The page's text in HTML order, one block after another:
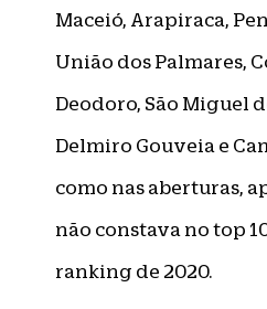
Maceió, Arapiraca,
União dos Palmares,
Deodoro, São Miguel
Delmiro Gouveia e
como nas aberturas,
não constava no top
ranking de 2020.